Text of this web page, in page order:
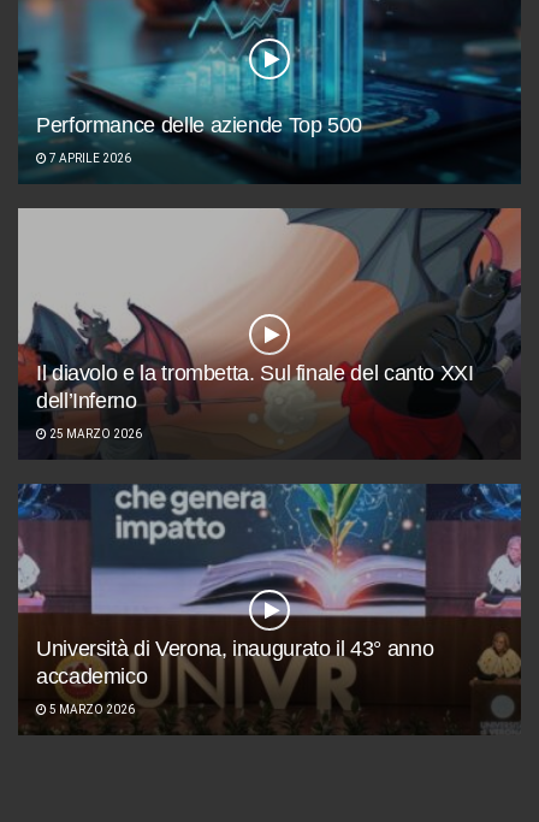
Performance delle aziende Top 500
7 APRILE 2026
Il diavolo e la trombetta. Sul finale del canto XXI
dell’Inferno
25 MARZO 2026
Università di Verona, inaugurato il 43° anno
accademico
5 MARZO 2026